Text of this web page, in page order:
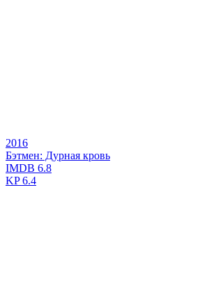
2016
Бэтмен: Дурная кровь
IMDB 6.8
KP6.4